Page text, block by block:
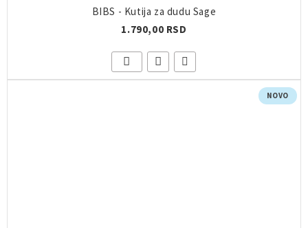
BIBS - Kutija za dudu Sage
1.790,00 RSD
NOVO